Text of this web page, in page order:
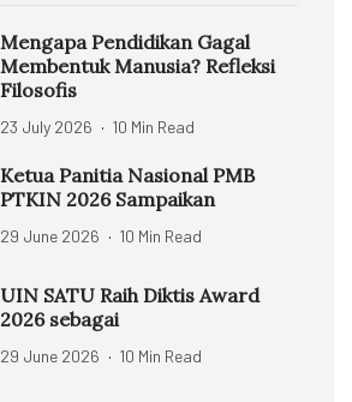
Mengapa Pendidikan Gagal
Membentuk Manusia? Refleksi
Filosofis
23 July 2026 10 Min Read
Ketua Panitia Nasional PMB
PTKIN 2026 Sampaikan
29 June 2026 10 Min Read
UIN SATU Raih Diktis Award
2026 sebagai
29 June 2026 10 Min Read